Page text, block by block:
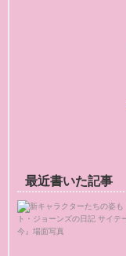
最近書いた記事